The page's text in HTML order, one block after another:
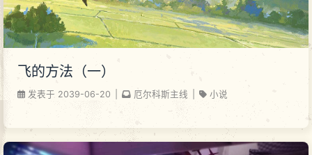
飞的方法（一）
发表于 2039-06-20 厄尔科斯主线 小说